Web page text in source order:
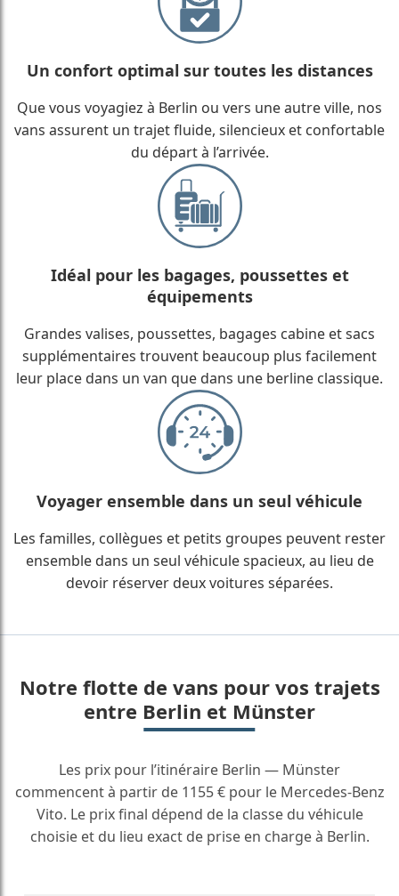
Un confort optimal sur toutes les distances
Que vous voyagiez à Berlin ou vers une autre ville, nos
vans assurent un trajet fluide, silencieux et confortable
du départ à l’arrivée.
Idéal pour les bagages, poussettes et
équipements
Grandes valises, poussettes, bagages cabine et sacs
supplémentaires trouvent beaucoup plus facilement
leur place dans un van que dans une berline classique.
Voyager ensemble dans un seul véhicule
Les familles, collègues et petits groupes peuvent rester
ensemble dans un seul véhicule spacieux, au lieu de
devoir réserver deux voitures séparées.
Notre flotte de vans pour vos trajets
entre Berlin et Münster
Les prix pour l’itinéraire Berlin — Münster
commencent à partir de 1155 € pour le Mercedes-Benz
Vito. Le prix final dépend de la classe du véhicule
choisie et du lieu exact de prise en charge à Berlin.